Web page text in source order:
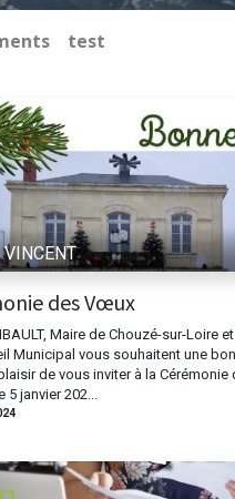
test
des Vœux
Maire de Chouzé-sur-Loire
Municipal vous souhaitent une
de vous inviter à la
janvier 202...